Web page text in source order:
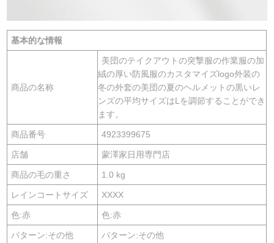
基本的な情報
商品の名称
美団のテイクアウトの突撃服の作業服の加
絨の厚い防風服のカスタマイズlogo外装の
冬の外套の美団の夏のヘルメットの黒いレ
ンズの平均サイズはLを調節することができ
ます。
商品番号 4923399675
店舗 蒙澤家日用専門店
商品の毛の重さ 1.0 kg
レインコートサイズ XXXX
色:赤 色:赤
パターン:その他 パターン:その他